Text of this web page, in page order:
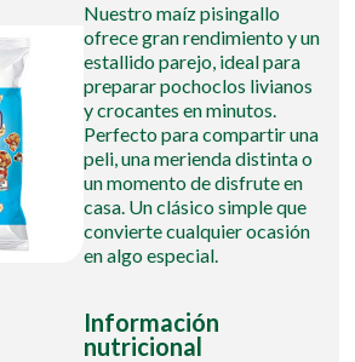
Nuestro maíz pisingallo
ofrece gran rendimiento y un
estallido parejo, ideal para
preparar pochoclos livianos
y crocantes en minutos.
Perfecto para compartir una
peli, una merienda distinta o
un momento de disfrute en
casa. Un clásico simple que
convierte cualquier ocasión
en algo especial.
Información
nutricional